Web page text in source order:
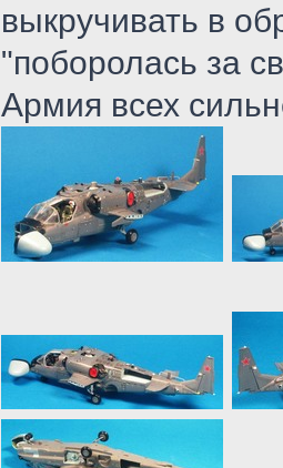
выкручивать в
"поборолась за
Армия всех